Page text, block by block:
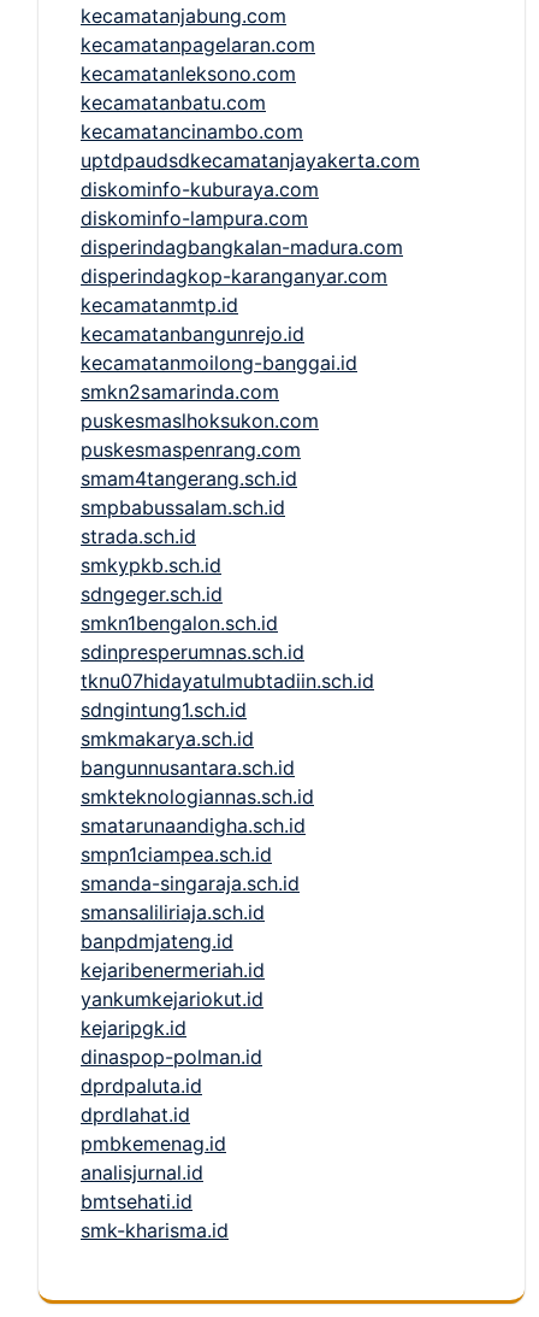
kecamatanjabung.com
kecamatanpagelaran.com
kecamatanleksono.com
kecamatanbatu.com
kecamatancinambo.com
uptdpaudsdkecamatanjayakerta.com
diskominfo-kuburaya.com
diskominfo-lampura.com
disperindagbangkalan-madura.com
disperindagkop-karanganyar.com
kecamatanmtp.id
kecamatanbangunrejo.id
kecamatanmoilong-banggai.id
smkn2samarinda.com
puskesmaslhoksukon.com
puskesmaspenrang.com
smam4tangerang.sch.id
smpbabussalam.sch.id
strada.sch.id
smkypkb.sch.id
sdngeger.sch.id
smkn1bengalon.sch.id
sdinpresperumnas.sch.id
tknu07hidayatulmubtadiin.sch.id
sdngintung1.sch.id
smkmakarya.sch.id
bangunnusantara.sch.id
smkteknologiannas.sch.id
smatarunaandigha.sch.id
smpn1ciampea.sch.id
smanda-singaraja.sch.id
smansaliliriaja.sch.id
banpdmjateng.id
kejaribenermeriah.id
yankumkejariokut.id
kejaripgk.id
dinaspop-polman.id
dprdpaluta.id
dprdlahat.id
pmbkemenag.id
analisjurnal.id
bmtsehati.id
smk-kharisma.id